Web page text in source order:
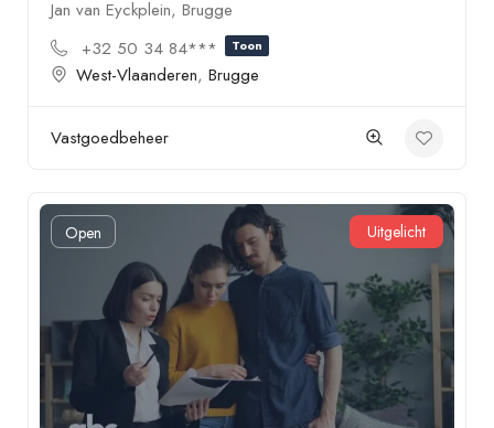
Jan van Eyckplein, Brugge
+32 50 34 84***
Toon
West-Vlaanderen, Brugge
Vastgoedbeheer
Open Uitgelicht